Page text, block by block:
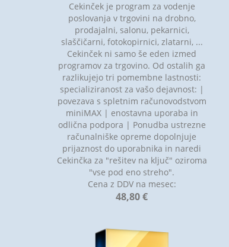
Cekinček je program za vodenje
poslovanja v trgovini na drobno,
prodajalni, salonu, pekarnici,
slaščičarni, fotokopirnici, zlatarni, ...
Cekinček ni samo še eden izmed
programov za trgovino. Od ostalih ga
razlikujejo tri pomembne lastnosti:
specializiranost za vašo dejavnost: |
povezava s spletnim računovodstvom
miniMAX | enostavna uporaba in
odlična podpora | Ponudba ustrezne
računalniške opreme dopolnjuje
prijaznost do uporabnika in naredi
Cekinčka za "rešitev na ključ" oziroma
"vse pod eno streho".
Cena z DDV na mesec:
48,80 €